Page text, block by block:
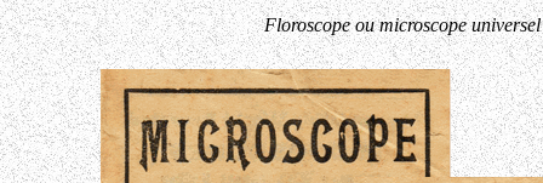
Floroscope ou microscope